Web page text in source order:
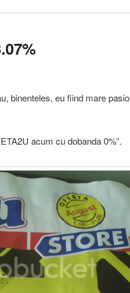
binenteles, eu fiind mare
acum cu dobanda 0%”.